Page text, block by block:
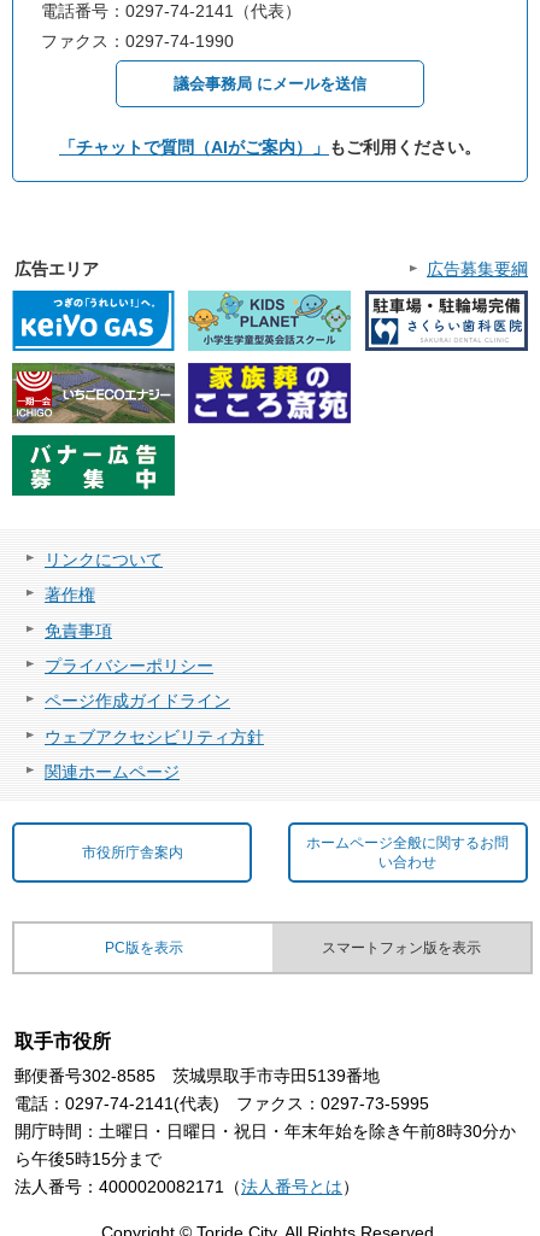
電話番号：0297-74-2141（代表）
ファクス：0297-74-1990
議会事務局 にメールを送信
「チャットで質問（AIがご案内）」 もご利用ください。
広告エリア 広告募集要綱
リンクについて
著作権
免責事項
プライバシーポリシー
ページ作成ガイドライン
ウェブアクセシビリティ方針
関連ホームページ
市役所庁舎案内
ホームページ全般に関するお問
い合わせ
PC版を表示 スマートフォン版を表示
取手市役所
郵便番号302-8585 茨城県取手市寺田5139番地
電話：0297-74-2141(代表) ファクス：0297-73-5995
開庁時間：土曜日・日曜日・祝日・年末年始を除き午前8時30分か
ら午後5時15分まで
法人番号：4000020082171（法人番号とは）